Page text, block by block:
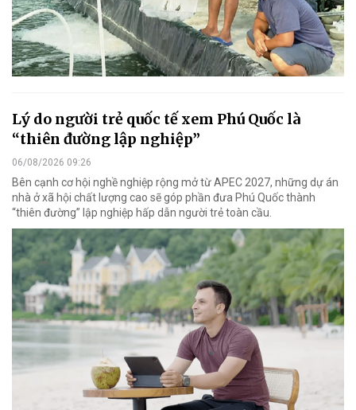
Lý do người trẻ quốc tế xem Phú Quốc là
“thiên đường lập nghiệp”
06/08/2026 09:26
Bên cạnh cơ hội nghề nghiệp rộng mở từ APEC 2027, những dự án
nhà ở xã hội chất lượng cao sẽ góp phần đưa Phú Quốc thành
“thiên đường” lập nghiệp hấp dẫn người trẻ toàn cầu.